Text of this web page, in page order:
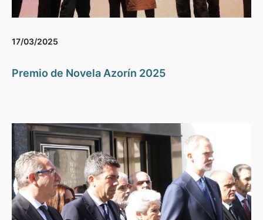
17/03/2025
Premio de Novela Azorín 2025